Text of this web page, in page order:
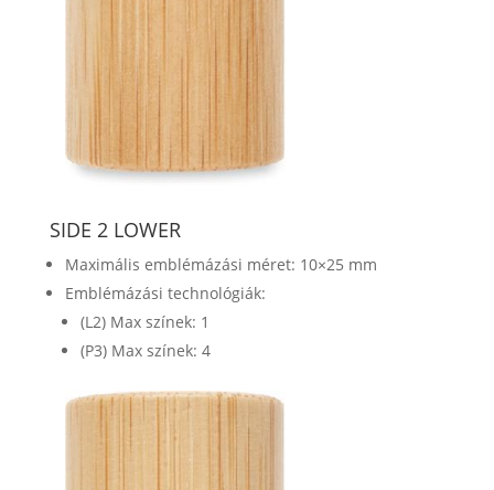
SIDE 2 LOWER
Maximális emblémázási méret: 10×25 mm
Emblémázási technológiák:
(L2) Max színek: 1
(P3) Max színek: 4